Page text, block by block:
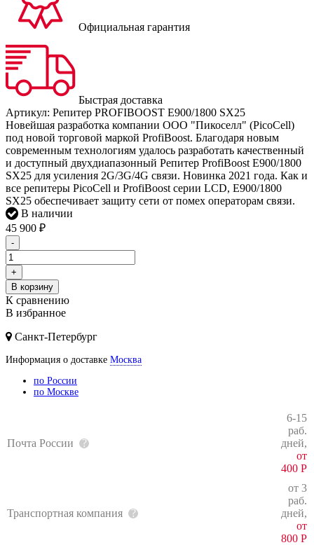
Официальная гарантия
Быстрая доставка
Артикул: Репитер PROFIBOOST E900/1800 SX25
Новейшая разработка компании ООО "Пикоселл" (PicoCell)
под новой торговой маркой ProfiBoost. Благодаря новым
современным технологиям удалось разработать качественный
и доступный двухдиапазонный Репитер ProfiBoost E900/1800
SX25 для усиления 2G/3G/4G связи. Новинка 2021 года. Как и
все репитеры PicoCell и ProfiBoost серии LCD, E900/1800
SX25 обеспечивает защиту сети от помех операторам связи.
В наличии
45 900 ₽
-
+
В корзину
К сравнению
В избранное
Санкт-Петербург
Информация о доставке Москва
по России
по Москве
Почта России
6-15
раб.
дней,
от
400 Р
Транспортная компания
от 3
раб.
дней,
от
800 Р